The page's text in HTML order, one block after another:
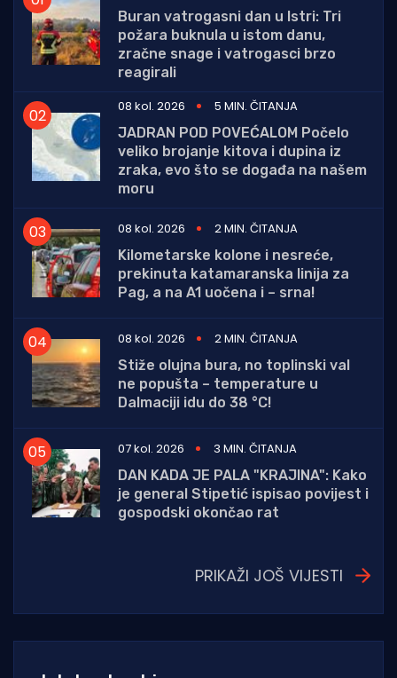
Buran vatrogasni dan u Istri: Tri
požara buknula u istom danu,
zračne snage i vatrogasci brzo
reagirali
08 kol. 2026
5 MIN. ČITANJA
JADRAN POD POVEĆALOM Počelo
veliko brojanje kitova i dupina iz
zraka, evo što se događa na našem
moru
08 kol. 2026
2 MIN. ČITANJA
Kilometarske kolone i nesreće,
prekinuta katamaranska linija za
Pag, a na A1 uočena i – srna!
08 kol. 2026
2 MIN. ČITANJA
Stiže olujna bura, no toplinski val
ne popušta – temperature u
Dalmaciji idu do 38 °C!
07 kol. 2026
3 MIN. ČITANJA
DAN KADA JE PALA "KRAJINA": Kako
je general Stipetić ispisao povijest i
gospodski okončao rat
PRIKAŽI JOŠ VIJESTI